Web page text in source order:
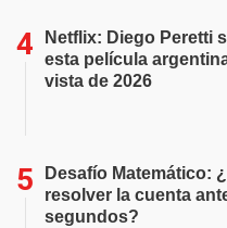
Netflix: Diego Peretti
esta película
vista de 2026
Desafío Matemático:
resolver la cuenta
segundos?